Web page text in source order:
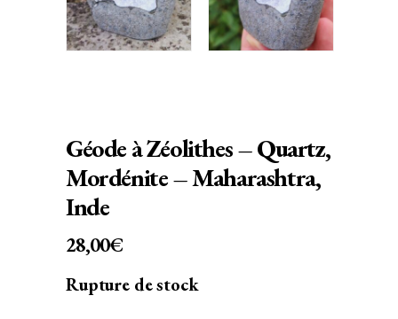
Géode à Zéolithes – Quartz,
Mordénite – Maharashtra,
Inde
28,00€
Rupture de stock